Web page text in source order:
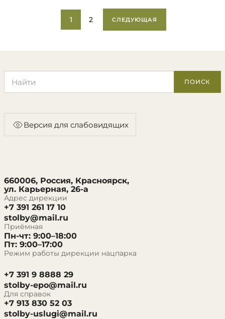
1 2 СЛЕДУЮЩАЯ
ПОИСК
Версия для слабовидящих
660006, Россия, Красноярск,
ул. Карьерная, 26-а
Адрес дирекции
+7 391 261 17 10
stolby@mail.ru
Приёмная
Пн-чт: 9:00–18:00
Пт: 9:00–17:00
Режим работы дирекции нацпарка
+7 391 9 8888 29
stolby-epo@mail.ru
Для справок
+7 913 830 52 03
stolby-uslugi@mail.ru